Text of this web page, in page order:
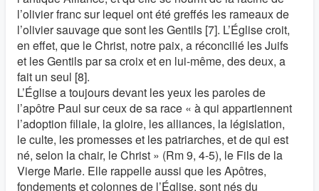
l’olivier franc sur lequel ont été greffés les rameaux de
l’olivier sauvage que sont les Gentils [7]. L’Église croit,
en effet, que le Christ, notre paix, a réconcilié les Juifs
et les Gentils par sa croix et en lui-même, des deux, a
fait un seul [8].
L’Église a toujours devant les yeux les paroles de
l’apôtre Paul sur ceux de sa race « à qui appartiennent
l’adoption filiale, la gloire, les alliances, la législation,
le culte, les promesses et les patriarches, et de qui est
né, selon la chair, le Christ » (Rm 9, 4-5), le Fils de la
Vierge Marie. Elle rappelle aussi que les Apôtres,
fondements et colonnes de l’Église, sont nés du